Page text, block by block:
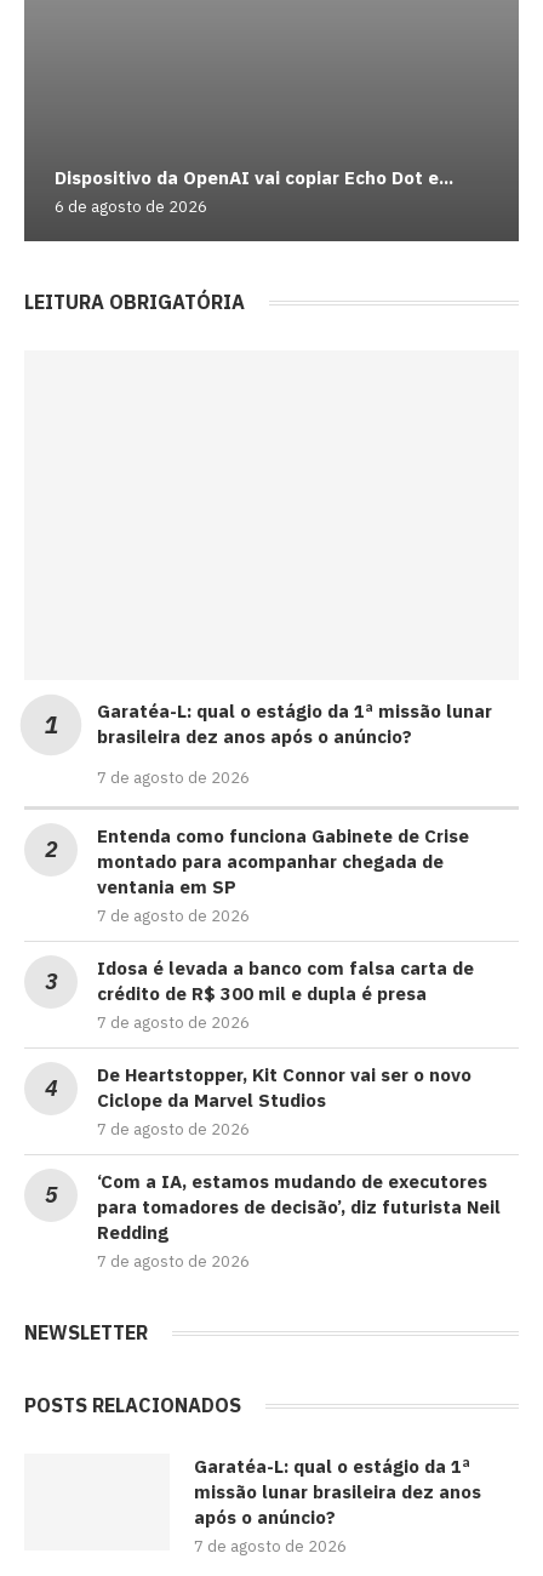
Dispositivo da OpenAI vai copiar Echo Dot e...
6 de agosto de 2026
LEITURA OBRIGATÓRIA
Garatéa-L: qual o estágio da 1ª missão lunar
brasileira dez anos após o anúncio?
7 de agosto de 2026
Entenda como funciona Gabinete de Crise
montado para acompanhar chegada de
ventania em SP
7 de agosto de 2026
Idosa é levada a banco com falsa carta de
crédito de R$ 300 mil e dupla é presa
7 de agosto de 2026
De Heartstopper, Kit Connor vai ser o novo
Ciclope da Marvel Studios
7 de agosto de 2026
‘Com a IA, estamos mudando de executores
para tomadores de decisão’, diz futurista Neil
Redding
7 de agosto de 2026
NEWSLETTER
POSTS RELACIONADOS
Garatéa-L: qual o estágio da 1ª
missão lunar brasileira dez anos
após o anúncio?
7 de agosto de 2026